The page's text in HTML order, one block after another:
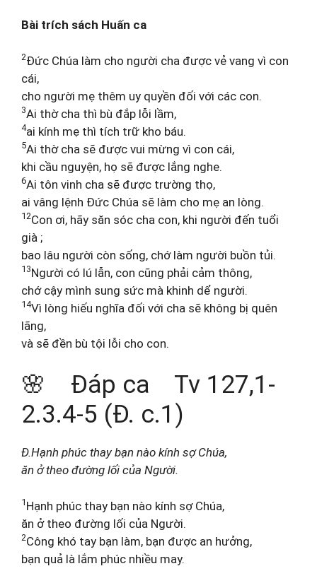
Bài trích sách Huấn ca
2Đức Chúa làm cho người cha được vẻ vang vì con
cái,
cho người mẹ thêm uy quyền đối với các con.
3Ai thờ cha thì bù đắp lỗi lầm,
4ai kính mẹ thì tích trữ kho báu.
5Ai thờ cha sẽ được vui mừng vì con cái,
khi cầu nguyện, họ sẽ được lắng nghe.
6Ai tôn vinh cha sẽ được trường thọ,
ai vâng lệnh Đức Chúa sẽ làm cho mẹ an lòng.
12Con ơi, hãy săn sóc cha con, khi người đến tuổi
già ;
bao lâu người còn sống, chớ làm người buồn tủi.
13Người có lú lẫn, con cũng phải cảm thông,
chớ cậy mình sung sức mà khinh dể người.
14Vì lòng hiếu nghĩa đối với cha sẽ không bị quên
lãng,
và sẽ đền bù tội lỗi cho con.
🌸 Đáp ca Tv 127,1-
2.3.4-5 (Đ. c.1)
Đ.Hạnh phúc thay bạn nào kính sợ Chúa,
ăn ở theo đường lối của Người.
1 Hạnh phúc thay bạn nào kính sợ Chúa,
ăn ở theo đường lối của Người.
2Công khó tay bạn làm, bạn được an hưởng,
bạn quả là lắm phúc nhiều may.